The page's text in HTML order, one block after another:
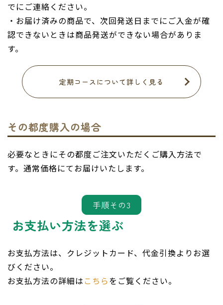
でにご連絡ください。
・お届け済みの商品で、次回発送日までにご入金が確
認できないときは商品発送ができない場合がありま
す。
定期コースについて詳しく見る
その都度購入の場合
必要なときにその都度ご注文いただくご購入方法で
す。通常価格にてお届けいたします。
手順その3
お支払い方法を選ぶ
お支払方法は、クレジットカード、代金引換よりお選
びください。
お支払方法の詳細は こちらをご覧ください。